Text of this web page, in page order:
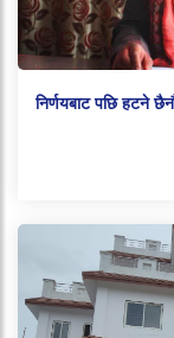
निर्णयबाट पछि हटने